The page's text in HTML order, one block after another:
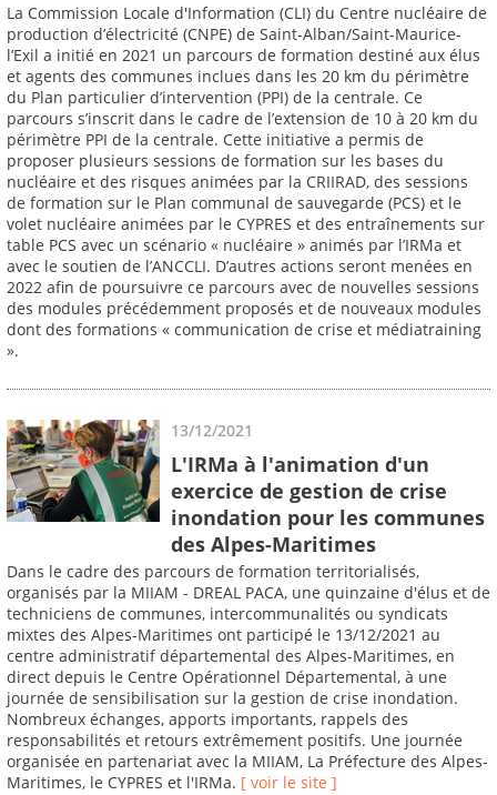
La Commission Locale d'Information (CLI) du Centre nucléaire de
production d’électricité (CNPE) de Saint-Alban/Saint-Maurice-
l’Exil a initié en 2021 un parcours de formation destiné aux élus
et agents des communes inclues dans les 20 km du périmètre
du Plan particulier d’intervention (PPI) de la centrale. Ce
parcours s’inscrit dans le cadre de l’extension de 10 à 20 km du
périmètre PPI de la centrale. Cette initiative a permis de
proposer plusieurs sessions de formation sur les bases du
nucléaire et des risques animées par la CRIIRAD, des sessions
de formation sur le Plan communal de sauvegarde (PCS) et le
volet nucléaire animées par le CYPRES et des entraînements sur
table PCS avec un scénario « nucléaire » animés par l’IRMa et
avec le soutien de l’ANCCLI. D’autres actions seront menées en
2022 afin de poursuivre ce parcours avec de nouvelles sessions
des modules précédemment proposés et de nouveaux modules
dont des formations « communication de crise et médiatraining
».
13/12/2021
L'IRMa à l'animation d'un
exercice de gestion de crise
inondation pour les communes
des Alpes-Maritimes
Dans le cadre des parcours de formation territorialisés,
organisés par la MIIAM - DREAL PACA, une quinzaine d'élus et de
techniciens de communes, intercommunalités ou syndicats
mixtes des Alpes-Maritimes ont participé le 13/12/2021 au
centre administratif départemental des Alpes-Maritimes, en
direct depuis le Centre Opérationnel Départemental, à une
journée de sensibilisation sur la gestion de crise inondation.
Nombreux échanges, apports importants, rappels des
responsabilités et retours extrêmement positifs. Une journée
organisée en partenariat avec la MIIAM, La Préfecture des Alpes-
Maritimes, le CYPRES et l'IRMa. [ voir le site ]